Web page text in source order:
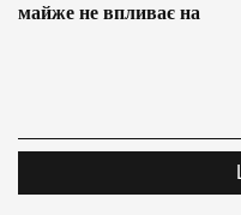
майже не впливає на